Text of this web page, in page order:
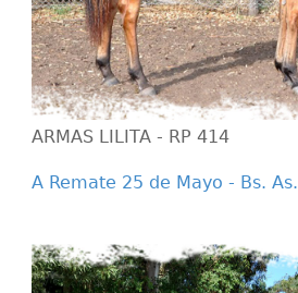
ARMAS LILITA - RP 414
A Remate 25 de Mayo - Bs. As.